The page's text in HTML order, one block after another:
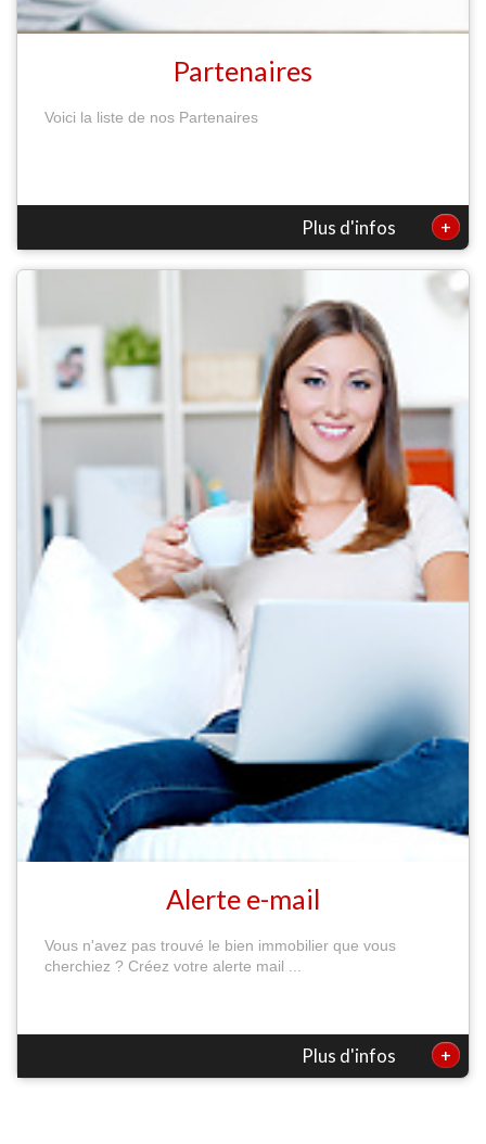
Partenaires
Voici la liste de nos Partenaires
Plus d'infos +
Alerte e-mail
Vous n'avez pas trouvé le bien immobilier que vous
cherchiez ? Créez votre alerte mail ...
Plus d'infos +